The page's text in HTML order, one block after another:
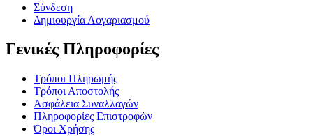
Σύνδεση
Δημιουργία Λογαριασμού
Γενικές Πληροφορίες
Τρόποι Πληρωμής
Τρόποι Αποστολής
Ασφάλεια Συναλλαγών
Πληροφορίες Επιστροφών
Όροι Χρήσης